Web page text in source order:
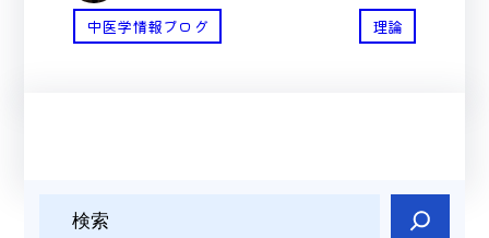
中医学情報ブログ 理論